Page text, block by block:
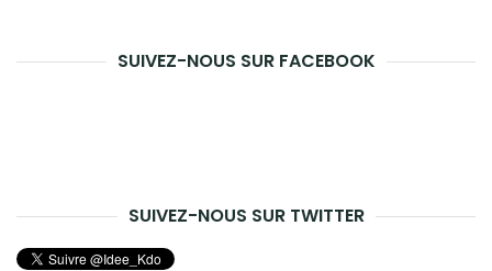
SUIVEZ-NOUS SUR FACEBOOK
SUIVEZ-NOUS SUR TWITTER